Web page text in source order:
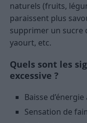
naturels (fruits,
paraissent plus
supprimer un sucre
yaourt, etc.
Quels sont les
excessive ?
Baisse
Sensation de